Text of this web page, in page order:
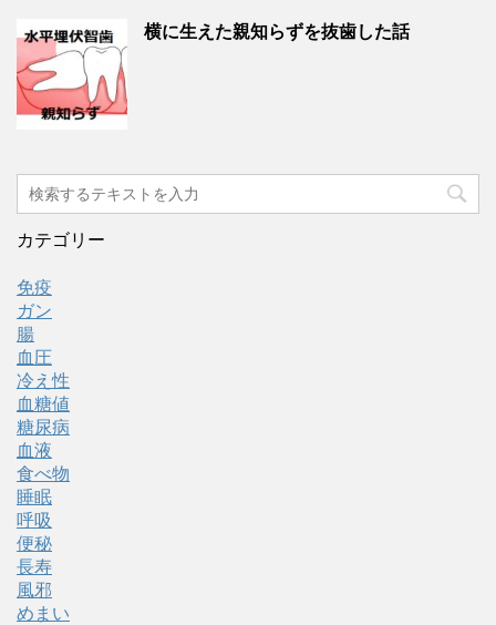
横に生えた親知らずを抜歯した話
カテゴリー
免疫
ガン
腸
血圧
冷え性
血糖値
糖尿病
血液
食べ物
睡眠
呼吸
便秘
長寿
風邪
めまい